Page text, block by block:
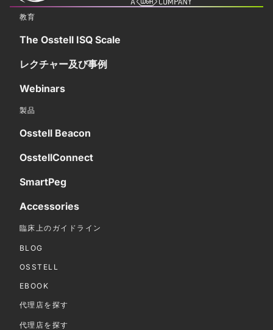
教育
The Osstell ISQ Scale
レクチャー及び事例
Webinars
製品
Osstell Beacon
OsstellConnect
SmartPeg
Accessories
臨床上のガイドライン
BLOG
OSSTELL
EBOOK
代理店を探す
代理店を探す